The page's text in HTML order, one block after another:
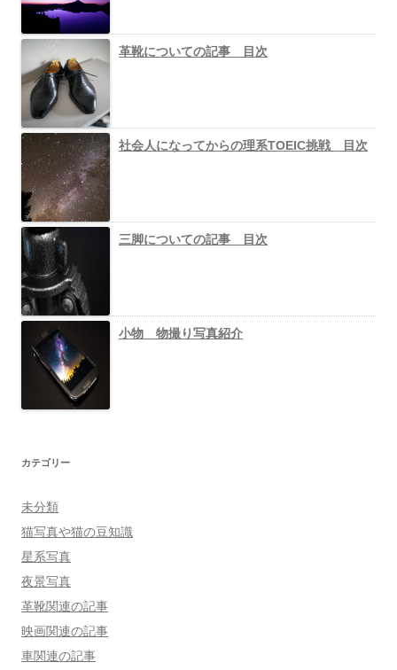
革靴についての記事 目次
社会人になってからの理系TOEIC挑戦 目次
三脚についての記事 目次
小物 物撮り写真紹介
カテゴリー
未分類
猫写真や猫の豆知識
星系写真
夜景写真
革靴関連の記事
映画関連の記事
車関連の記事